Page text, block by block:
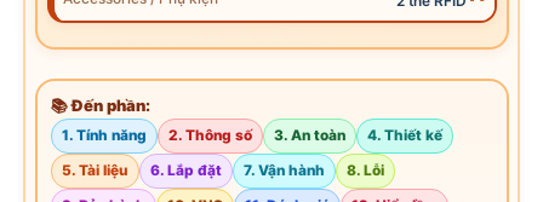
📚 Đến phần:
1. Tính năng 2. Thông số 3. An toàn 4. Thiết kế
5. Tài liệu 6. Lắp đặt 7. Vận hành 8. Lỗi